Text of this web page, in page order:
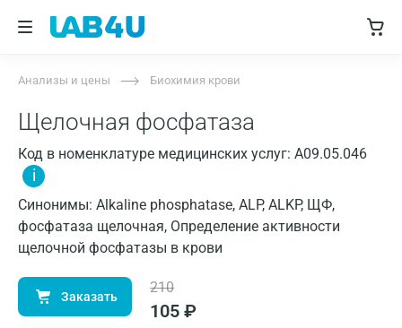
Анализы и цены Биохимия крови
Щелочная фосфатаза
Код в номенклатуре медицинских услуг: A09.05.046
i
Синонимы: Alkaline phosphatase, ALP, ALKP, ЩФ,
фосфатаза щелочная, Определение активности
щелочной фосфатазы в крови
Заказать
210
105 ₽